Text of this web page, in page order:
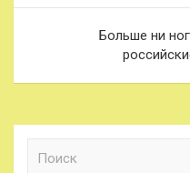
Больше ни